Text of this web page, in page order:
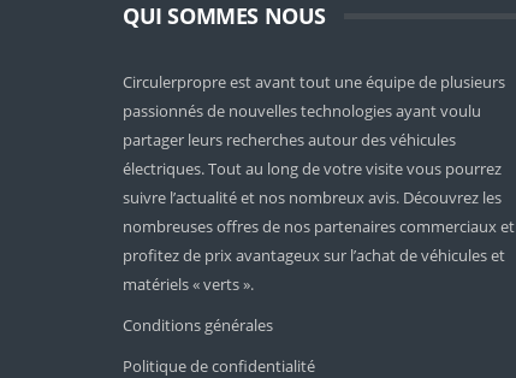
QUI SOMMES NOUS
Circulerpropre est avant tout une équipe de plusieurs
passionnés de nouvelles technologies ayant voulu
partager leurs recherches autour des véhicules
électriques. Tout au long de votre visite vous pourrez
suivre l’actualité et nos nombreux avis. Découvrez les
nombreuses offres de nos partenaires commerciaux et
profitez de prix avantageux sur l’achat de véhicules et
matériels « verts ».
Conditions générales
Politique de confidentialité